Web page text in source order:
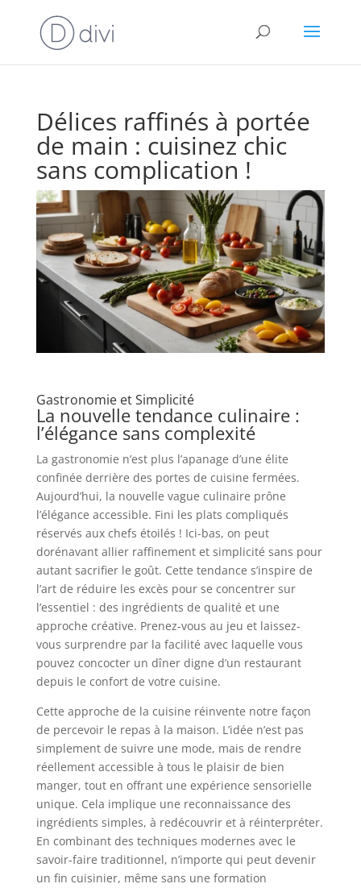
Délices raffinés à portée
de main : cuisinez chic
sans complication !
Gastronomie et Simplicité
La nouvelle tendance culinaire :
l’élégance sans complexité
La gastronomie n’est plus l’apanage d’une élite
confinée derrière des portes de cuisine fermées.
Aujourd’hui, la nouvelle vague culinaire prône
l’élégance accessible. Fini les plats compliqués
réservés aux chefs étoilés ! Ici-bas, on peut
dorénavant allier raffinement et simplicité sans pour
autant sacrifier le goût. Cette tendance s’inspire de
l’art de réduire les excès pour se concentrer sur
l’essentiel : des ingrédients de qualité et une
approche créative. Prenez-vous au jeu et laissez-
vous surprendre par la facilité avec laquelle vous
pouvez concocter un dîner digne d’un restaurant
depuis le confort de votre cuisine.
Cette approche de la cuisine réinvente notre façon
de percevoir le repas à la maison. L’idée n’est pas
simplement de suivre une mode, mais de rendre
réellement accessible à tous le plaisir de bien
manger, tout en offrant une expérience sensorielle
unique. Cela implique une reconnaissance des
ingrédients simples, à redécouvrir et à réinterpréter.
En combinant des techniques modernes avec le
savoir-faire traditionnel, n’importe qui peut devenir
un fin cuisinier, même sans une formation